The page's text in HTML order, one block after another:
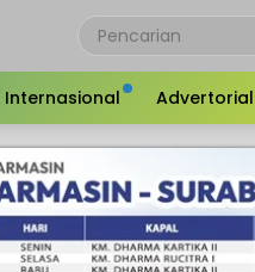
Internasional Advertorial